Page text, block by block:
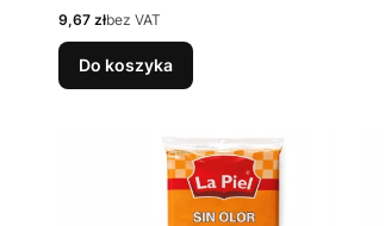
Cena
9,67 złbez VAT
Do koszyka